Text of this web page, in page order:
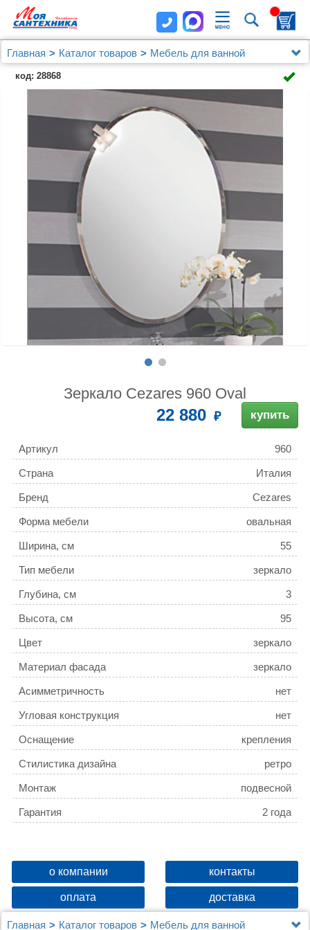
Главная Каталог товаров
Мебель для ванной
Мебель 60 - 79 см.
Зеркало Cezares 960 Oval
код: 28868
Зеркало Cezares 960 Oval
22 880 купить
Артикул 960
Страна Италия
Бренд Cezares
Форма мебели овальная
Ширина, см 55
Тип мебели зеркало
Глубина, см 3
Высота, см 95
Цвет зеркало
Материал фасада зеркало
Асимметричность нет
Угловая конструкция нет
Оснащение крепления
Стилистика дизайна ретро
Монтаж подвесной
Гарантия 2 года
о компании контакты
оплата доставка
Главная Каталог товаров Мебель для ванной